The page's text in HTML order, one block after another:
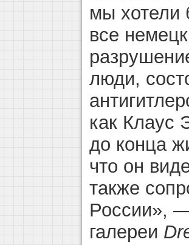
мы хотели
все
люди,
как Клаус
до конца
что он
также
России», —
галереи